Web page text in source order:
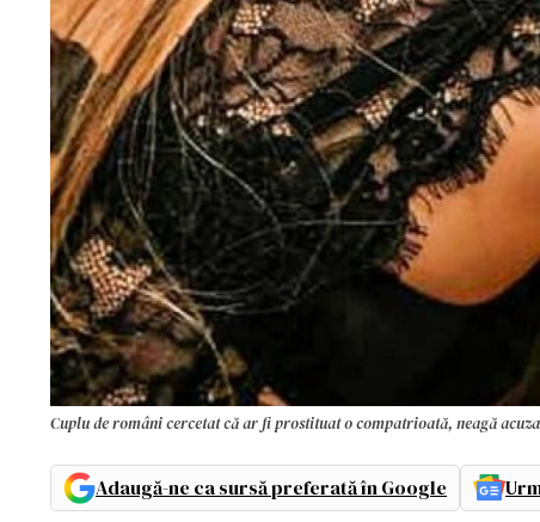
Cuplu de români cercetat că ar fi prostituat o compatrioată, neagă
Adaugă-ne ca sursă preferată în Google